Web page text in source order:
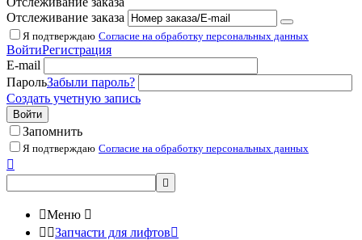
Отслеживание заказа
Я подтверждаю Согласие на обработку персональных данных
ВойтиРегистрация
E-mail
ПарольЗабыли пароль?
Создать учетную запись
Войти
Запомнить
Я подтверждаю Согласие на обработку персональных данных


Меню 
 Запчасти для лифтов